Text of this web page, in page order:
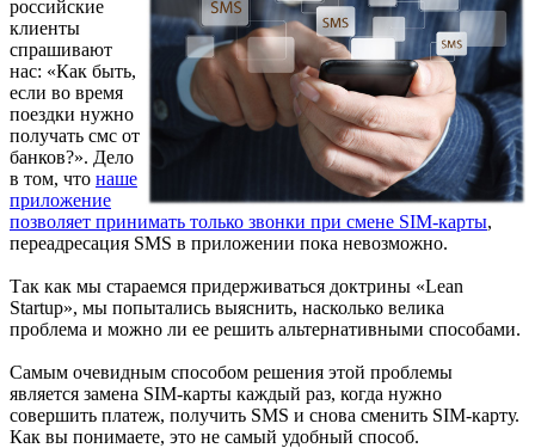
российские
клиенты
спрашивают
нас: «Как быть,
если во время
поездки нужно
получать смс от
банков?». Дело
в том, что наше
приложение
позволяет принимать только звонки при смене SIM-карты,
переадресация SMS в приложении пока невозможно.
Так как мы стараемся придерживаться доктрины «Lean
Startup», мы попытались выяснить, насколько велика
проблема и можно ли ее решить альтернативными способами.
Самым очевидным способом решения этой проблемы
является замена SIM-карты каждый раз, когда нужно
совершить платеж, получить SMS и снова сменить SIM-карту.
Как вы понимаете, это не самый удобный способ.